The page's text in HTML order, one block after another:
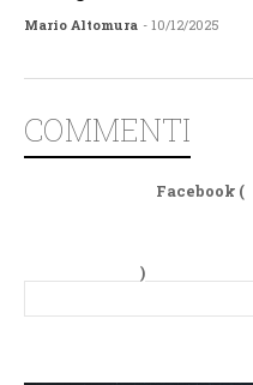
Mario Altomura - 10/12/2025
COMMENTI
Facebook (
)